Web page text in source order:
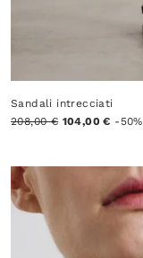
Sandali intrecciati
208,00 € 104,00 € -50%